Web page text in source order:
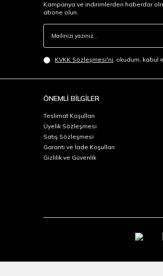
Kampanya ve indirimlerden haberdar
abone olun.
KVKK Sözleşmesi'ni, okudum, kabul
ÖNEMLİ BİLGİLER
Teslimat Koşulları
Üyelik Sözleşmesi
Satış Sözleşmesi
Garanti ve İade Koşulları
Gizlilik ve Güvenlik